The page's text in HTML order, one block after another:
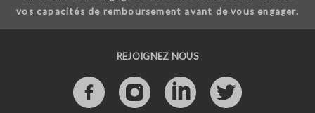
vos capacités de remboursement avant de vous engager.
REJOIGNEZ NOUS